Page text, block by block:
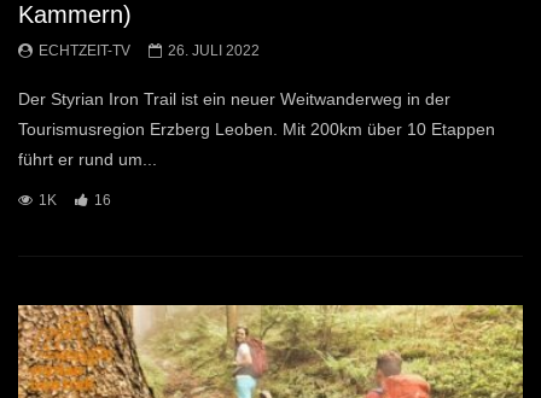
Kammern)
ECHTZEIT-TV 26. JULI 2022
Der Styrian Iron Trail ist ein neuer Weitwanderweg in der
Tourismusregion Erzberg Leoben. Mit 200km über 10 Etappen
führt er rund um...
1K 16